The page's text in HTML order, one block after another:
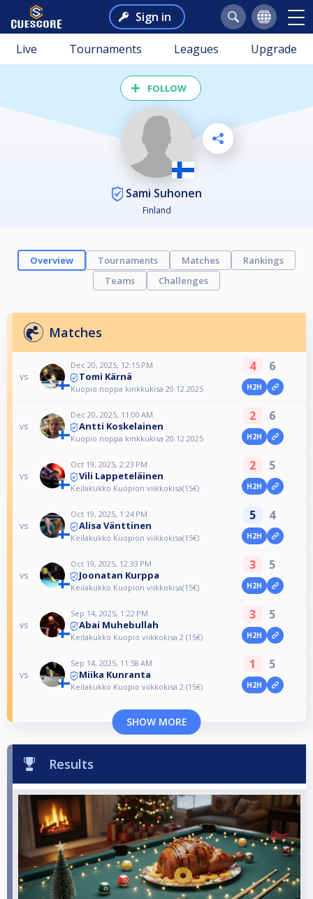
Sign in
Live Tournaments Leagues Upgrade
FOLLOW
Sami Suhonen
Finland
Overview Tournaments Matches
Rankings
Teams
Challenges
Matches
vs
Dec 20, 2025, 12:15 PM
Tomi Kärnä
Kuopio noppa kinkkukisa 20.12.2025
4 6
H2H
vs
Dec 20, 2025, 11:00 AM
Antti Koskelainen
Kuopio noppa kinkkukisa 20.12.2025
2 6
H2H
vs
Oct 19, 2025, 2:23 PM
Vili Lappeteläinen
Keilakukko Kuopion viikkokisa(15€)
2 5
H2H
vs
Oct 19, 2025, 1:24 PM
Alisa Vänttinen
Keilakukko Kuopion viikkokisa(15€)
5 4
H2H
vs
Oct 19, 2025, 12:33 PM
Joonatan Kurppa
Keilakukko Kuopion viikkokisa(15€)
3 5
H2H
vs
Sep 14, 2025, 1:22 PM
Abai Muhebullah
Keilakukko Kuopio viikkokisa 2 (15€)
3 5
H2H
vs
Sep 14, 2025, 11:58 AM
Miika Kunranta
Keilakukko Kuopio viikkokisa 2 (15€)
1 5
H2H
SHOW MORE
Results